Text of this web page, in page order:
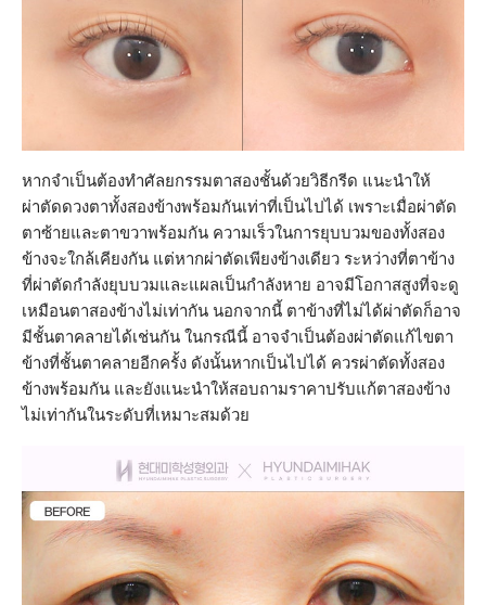
หากจำเป็นต้องทำศัลยกรรมตาสองชั้นด้วยวิธีกรีด แนะนำให้
ผ่าตัดดวงตาทั้งสองข้างพร้อมกันเท่าที่เป็นไปได้ เพราะเมื่อผ่าตัด
ตาซ้ายและตาขวาพร้อมกัน ความเร็วในการยุบบวมของทั้งสอง
ข้างจะใกล้เคียงกัน แต่หากผ่าตัดเพียงข้างเดียว ระหว่างที่ตาข้าง
ที่ผ่าตัดกำลังยุบบวมและแผลเป็นกำลังหาย อาจมีโอกาสสูงที่จะดู
เหมือนตาสองข้างไม่เท่ากัน นอกจากนี้ ตาข้างที่ไม่ได้ผ่าตัดก็อาจ
มีชั้นตาคลายได้เช่นกัน ในกรณีนี้ อาจจำเป็นต้องผ่าตัดแก้ไขตา
ข้างที่ชั้นตาคลายอีกครั้ง ดังนั้นหากเป็นไปได้ ควรผ่าตัดทั้งสอง
ข้างพร้อมกัน และยังแนะนำให้สอบถามราคาปรับแก้ตาสองข้าง
ไม่เท่ากันในระดับที่เหมาะสมด้วย